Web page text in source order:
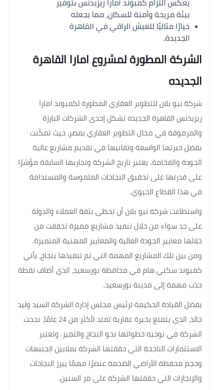
يعكس التزام كمبوند أمارا ريزيدنس بتوفير
بيئة مريحة وآمنة للسكان، مما يجعله
خيارًا مثاليًا للعيش الراقي في القاهرة
الجديدة.
الشركة المطورة لمشروع امارا القاهرة
الجديده
شركة نيو بلان للتطوير العقاري المطورة لكمبوند امارا
ريزيدنس القاهرة الجديده تشكل إحدى الشركات البارزة
والمرموقة في مجال التطوير العقاري بمصر، حيث تمكّنت
بفضل خبرتها الواسعة وتفانيها في تقديم مشاريع عالية
الجودة والفخامة. يعتبر تاريخ الشركة وتجاربها السابقة مؤشرًا
على قدرتها على تحقيق النجاحات الملموسة والمستدامة
في هذا القطاع الحيوي.
واستطاعت شركة نيو بلان أن تحظى بثقة العملاء والدولة
على حد سواء من خلال تنفيذ مشاريع مميزة تحققت من
خلالها معايير الجودة العالية والمعايير المهنية المتميزة.
ومن بين تلك المشاريع المهمة التي تم تنفيذها بنجاح، يأتي
كمبوند سكني هام في محافظة بورسعيد، الذي أضاف نقطة
جذب مهمة إلى مدينة بورسعيد.
بفضل القيادة الحكيمة لرئيس مجلس إدارة الشركة السيد وليد
خالد، الذي يتمتع بخبرة عقارية تمتد لأكثر من 24 عامًا، نجحت
الشركة في توجيه خطواتها نحو النجاح والتميز. وتعتبر
الاستثمارات الناجحة التي حققتها الشركة بملايين الجنيهات
وحجم محفظة الأراضي الضخمة عنصرًا مهمًا يبرز النجاحات
والإنجازات التي حققتها الشركة على مر السنين.